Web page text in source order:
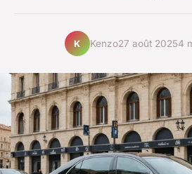
K Kenzo27 août 20254